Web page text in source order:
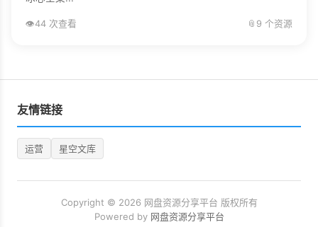
👁️44 次查看 📎 9 个资源
友情链接
运营 星空文库
Copyright © 2026 网盘资源分享平台 版权所有
Powered by 网盘资源分享平台